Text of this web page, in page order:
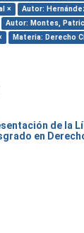
×
Autor:
Autor: Montes,
Materia: Derecho
de la
en